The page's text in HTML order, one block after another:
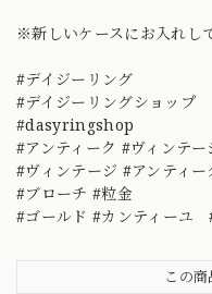
※新しいケースにお入れし
#デイジーリング
#デイジーリングショップ
#dasyringshop
#アンティーク #ヴィンテー
#ヴィンテージ #アンティ
#ブローチ #粒金
#ゴールド #カンティーユ
この